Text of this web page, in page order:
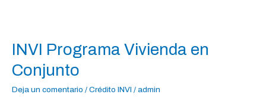
INVI Programa Vivienda en
Conjunto
Deja un comentario / Crédito INVI / admin
Vivienda
en
Conjunto